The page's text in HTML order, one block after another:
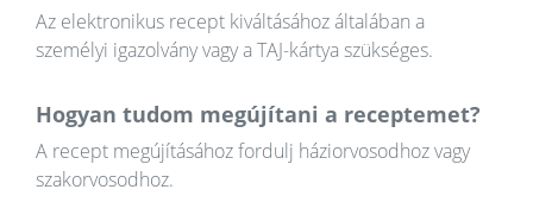
Az elektronikus recept kiváltásához általában a
személyi igazolvány vagy a TAJ-kártya szükséges.
Hogyan tudom megújítani a receptemet?
A recept megújításához fordulj háziorvosodhoz vagy
szakorvosodhoz.